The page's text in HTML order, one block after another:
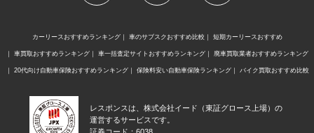
カーリースおすすめランキング 車のサブスクおすすめ比較 短期カーリースおすすめ
車買取おすすめランキング 車一括査定サイトおすすめランキング 廃車買取業者おすすめランキング
20代向け自動車保険おすすめランキング 保険料安い自動車保険ランキング バイク買取おすすめ比較
レスポンスは、株式会社イード（東証グロース上場）の
運営するサービスです。